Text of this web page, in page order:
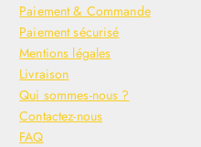
Paiement & Commande
Paiement sécurisé
Mentions légales
Livraison
Qui sommes-nous ?
Contactez-nous
FAQ